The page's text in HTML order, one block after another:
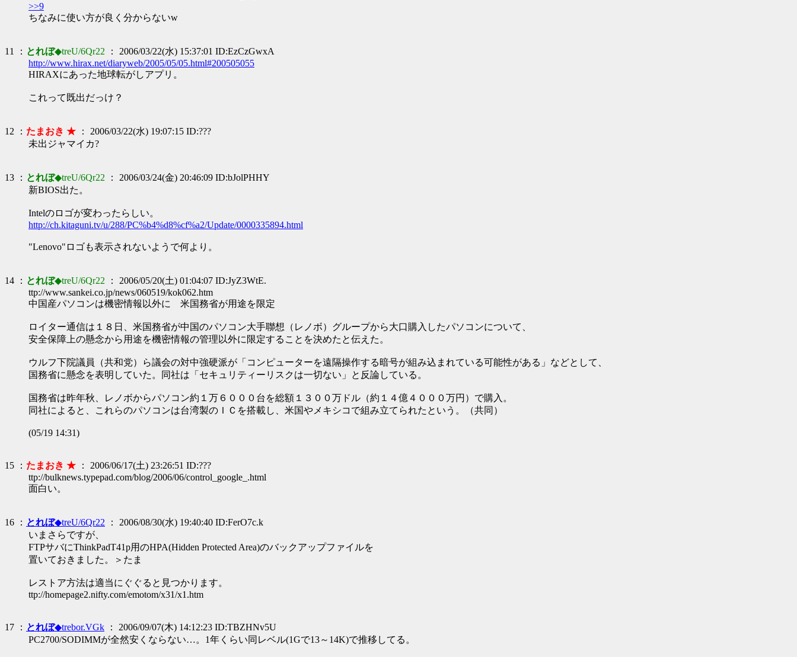
>>9
ちなみに使い方が良く分からないw
11 ： とれぼ◆treU/6Qr22 ： 2006/03/22(水) 15:37:01 ID:EzCzGwxA
http://www.hirax.net/diaryweb/2005/05/05.html#200505055
HIRAXにあった地球転がしアプリ。
これって既出だっけ？
12 ： たまおき ★ ： 2006/03/22(水) 19:07:15 ID:???
未出ジャマイカ?
13 ： とれぼ◆treU/6Qr22 ： 2006/03/24(金) 20:46:09 ID:bJolPHHY
新BIOS出た。
Intelのロゴが変わったらしい。
http://ch.kitaguni.tv/u/288/PC%b4%d8%cf%a2/Update/0000335894.html
"Lenovo"ロゴも表示されないようで何より。
14 ： とれぼ◆treU/6Qr22 ： 2006/05/20(土) 01:04:07 ID:JyZ3WtE.
ttp://www.sankei.co.jp/news/060519/kok062.htm
中国産パソコンは機密情報以外に 米国務省が用途を限定
ロイター通信は１８日、米国務省が中国のパソコン大手聯想（レノボ）グループから大口購入したパソコンについて、
安全保障上の懸念から用途を機密情報の管理以外に限定することを決めたと伝えた。
ウルフ下院議員（共和党）ら議会の対中強硬派が「コンピューターを遠隔操作する暗号が組み込まれている可能性がある」などとして、
国務省に懸念を表明していた。同社は「セキュリティーリスクは一切ない」と反論している。
国務省は昨年秋、レノボからパソコン約１万６０００台を総額１３００万ドル（約１４億４０００万円）で購入。
同社によると、これらのパソコンは台湾製のＩＣを搭載し、米国やメキシコで組み立てられたという。（共同）
(05/19 14:31)
15 ： たまおき ★ ： 2006/06/17(土) 23:26:51 ID:???
ttp://bulknews.typepad.com/blog/2006/06/control_google_.html
面白い。
16 ： とれぼ◆treU/6Qr22 ： 2006/08/30(水) 19:40:40 ID:FerO7c.k
いまさらですが、
FTPサバにThinkPadT41p用のHPA(Hidden Protected Area)のバックアップファイルを
置いておきました。＞たま
レストア方法は適当にぐぐると見つかります。
ttp://homepage2.nifty.com/emotom/x31/x1.htm
17 ： とれぼ◆trebor.VGk ： 2006/09/07(木) 14:12:23 ID:TBZHNv5U
PC2700/SODIMMが全然安くならない…。1年くらい同レベル(1Gで13～14K)で推移してる。